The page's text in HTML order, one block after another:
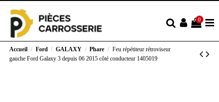
0
Accueil Ford GALAXY Phare
Feu répétiteur rétroviseur
gauche Ford Galaxy 3 depuis 06 2015 côté conducteur 1405019